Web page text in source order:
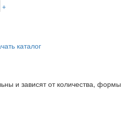
+
каталог
и зависят от количества, формы